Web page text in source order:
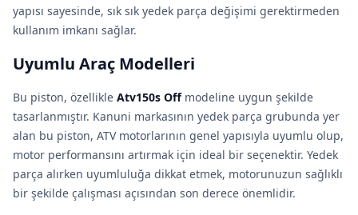
yapısı sayesinde, sık sık yedek parça değişimi gerektirmeden
kullanım imkanı sağlar.
Uyumlu Araç Modelleri
Bu piston, özellikle Atv150s Offmodeline uygun şekilde
tasarlanmıştır. Kanuni markasının yedek parça grubunda yer
alan bu piston, ATV motorlarının genel yapısıyla uyumlu olup,
motor performansını artırmak için ideal bir seçenektir. Yedek
parça alırken uyumluluğa dikkat etmek, motorunuzun sağlıklı
bir şekilde çalışması açısından son derece önemlidir.